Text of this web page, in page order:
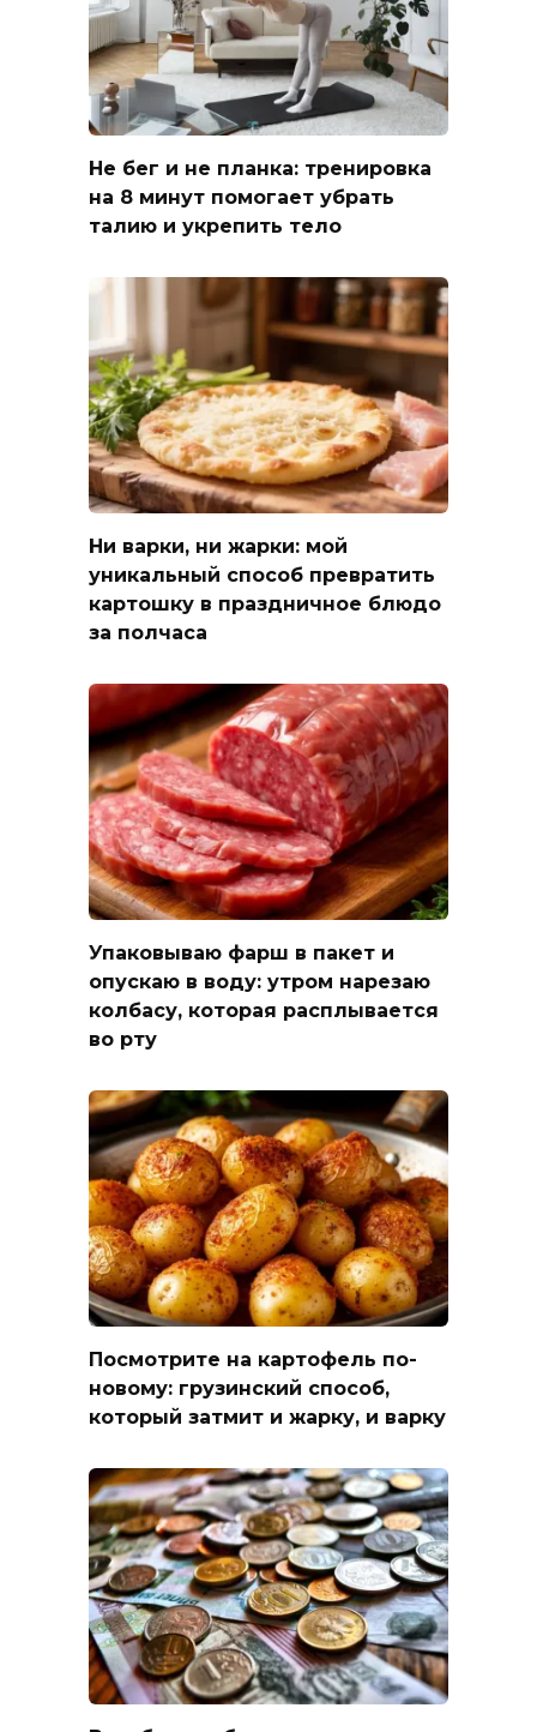
Не бег и не планка: тренировка
на 8 минут помогает убрать
талию и укрепить тело
Ни варки, ни жарки: мой
уникальный способ превратить
картошку в праздничное блюдо
за полчаса
Упаковываю фарш в пакет и
опускаю в воду: утром нарезаю
колбасу, которая расплывается
во рту
Посмотрите на картофель по-
новому: грузинский способ,
который затмит и жарку, и варку